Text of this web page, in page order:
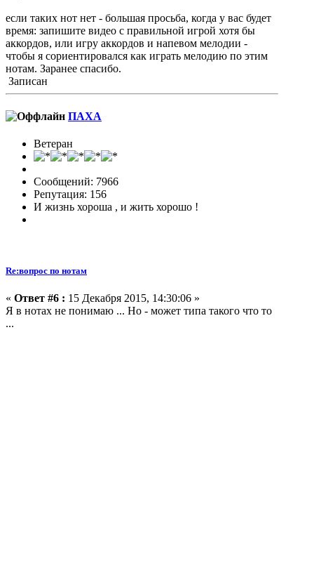
если таких нот нет - большая просьба, когда у вас будет
время: запишите видео с правильной игрой хотя бы
аккордов, или игру аккордов и напевом мелодии -
чтобы я сориентировался как играть мелодию по этим
нотам. Заранее спасибо.
Записан
ПАХА
Ветеран
Сообщений: 7966
Репутация: 156
И жизнь хороша , и жить хорошо !
Re:вопрос по нотам
« Ответ #6 : 15 Декабря 2015, 14:30:06 »
Я в нотах не понимаю ... Но - может типа такого что то
...